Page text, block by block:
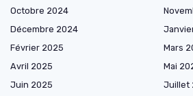
Octobre 2024
Décembre 2024
Février 2025
Mars
Avril 2025
Mai
Juin 2025
Juillet